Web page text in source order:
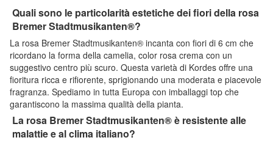
Quali sono le particolarità estetiche dei fiori della rosa
Bremer Stadtmusikanten®?
La rosa Bremer Stadtmusikanten® incanta con fiori di 6 cm che
ricordano la forma della camelia, color rosa crema con un
suggestivo centro più scuro. Questa varietà di Kordes offre una
fioritura ricca e rifiorente, sprigionando una moderata e piacevole
fragranza. Spediamo in tutta Europa con imballaggi top che
garantiscono la massima qualità della pianta.
La rosa Bremer Stadtmusikanten® è resistente alle
malattie e al clima italiano?